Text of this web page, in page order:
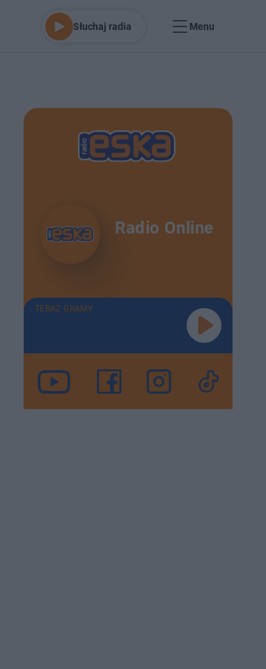
Słuchaj radia Menu
Radio Online
TERAZ GRAMY